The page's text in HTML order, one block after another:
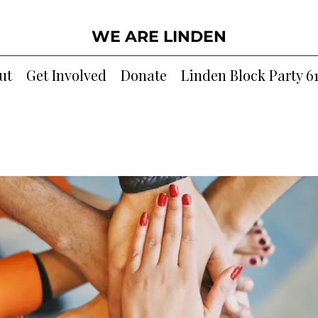
WE ARE LINDEN
Get Involved Donate Linden Block Party